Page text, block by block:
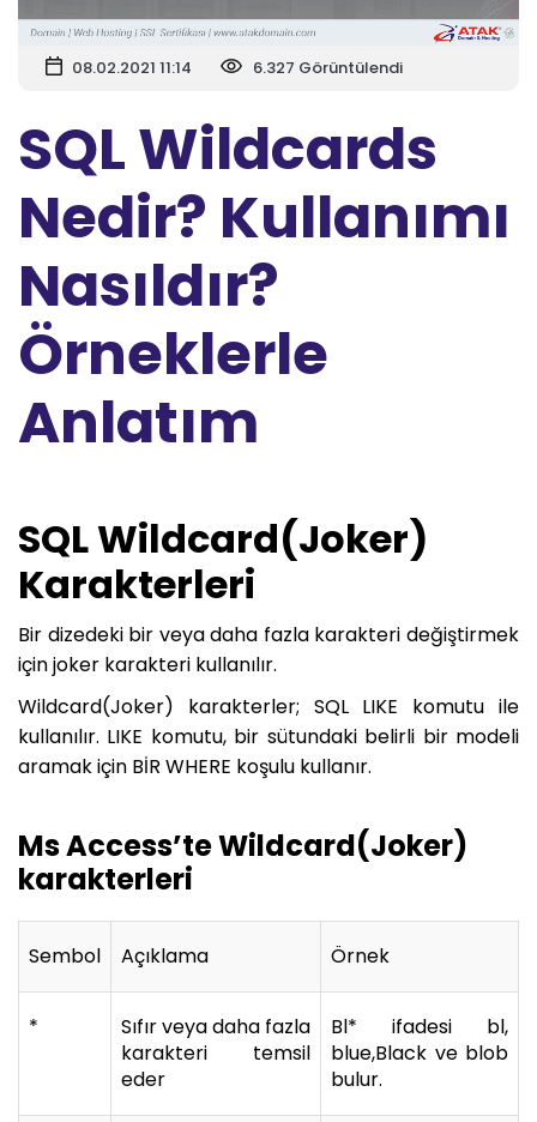
08.02.2021 11:14 6.327 Görüntülendi
SQL Wildcards
Nedir? Kullanımı
Nasıldır?
Örneklerle
Anlatım
SQL Wildcard(Joker)
Karakterleri
Bir dizedeki bir veya daha fazla karakteri değiştirmek
için joker karakteri kullanılır.
Wildcard(Joker) karakterler; SQL LIKE komutu ile
kullanılır. LIKE komutu, bir sütundaki belirli bir modeli
aramak için BİR WHERE koşulu kullanır.
Ms Access’te Wildcard(Joker)
karakterleri
Sembol Açıklama Örnek
*
Sıfır veya daha fazla
karakteri temsil
eder
Bl* ifadesi bl,
blue,Black ve blob
bulur.